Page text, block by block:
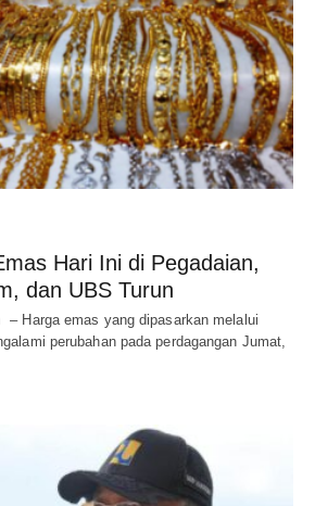
Hari Ini di Pegadaian,
dan UBS Turun
– Harga emas yang dipasarkan melalui
perubahan pada perdagangan Jumat,